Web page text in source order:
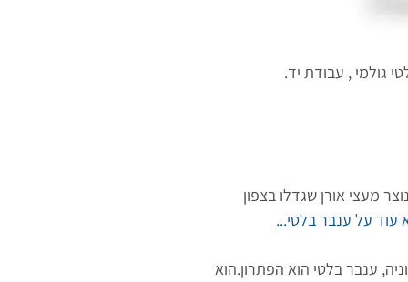
מעצי אורן שגדלו בצפון
עוד על ענבר בלטי...
ענבר בלטי הוא הפתרון.הוא